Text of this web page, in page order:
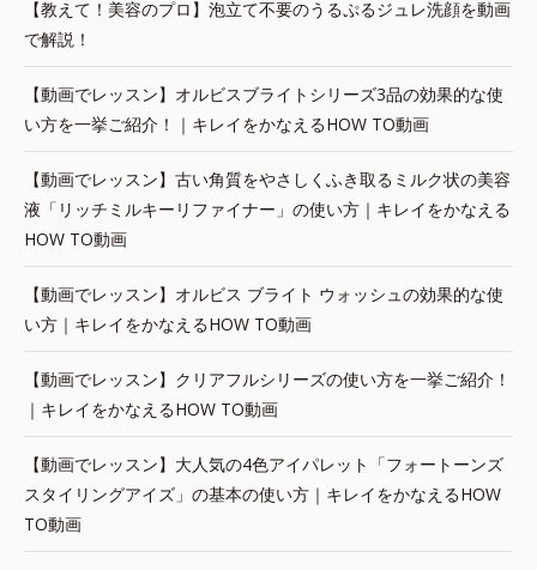
【教えて！美容のプロ】泡立て不要のうるぷるジュレ洗顔を動画
で解説！
【動画でレッスン】オルビスブライトシリーズ3品の効果的な使
い方を一挙ご紹介！｜キレイをかなえるHOW TO動画
【動画でレッスン】古い角質をやさしくふき取るミルク状の美容
液「リッチミルキーリファイナー」の使い方｜キレイをかなえる
HOW TO動画
【動画でレッスン】オルビス ブライト ウォッシュの効果的な使
い方｜キレイをかなえるHOW TO動画
【動画でレッスン】クリアフルシリーズの使い方を一挙ご紹介！
｜キレイをかなえるHOW TO動画
【動画でレッスン】大人気の4色アイパレット「フォートーンズ
スタイリングアイズ」の基本の使い方｜キレイをかなえるHOW
TO動画